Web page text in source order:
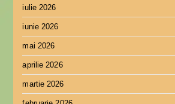
iulie 2026
iunie 2026
mai 2026
aprilie 2026
martie 2026